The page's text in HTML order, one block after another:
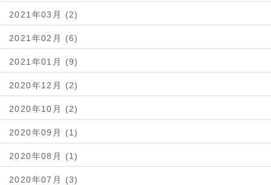
2021年03月 (2)
2021年02月 (6)
2021年01月 (9)
2020年12月 (2)
2020年10月 (2)
2020年09月 (1)
2020年08月 (1)
2020年07月 (3)